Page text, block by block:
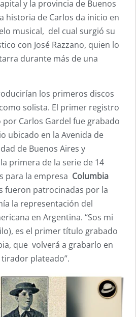
y la provincia de Buenos
historia de Carlos da inicio en
musical, del cual surgió su
con José Razzano, quien lo
durante más de una
los primeros discos
solista. El primer registro
Carlos Gardel fue grabado
ubicado en la Avenida de
de Buenos Aires y
primera de la serie de 14
para la empresa Columbia
fueron patrocinadas por la
la representación del
en Argentina. “Sos mi
es el primer título grabado
que volverá a grabarlo en
tirador plateado”.